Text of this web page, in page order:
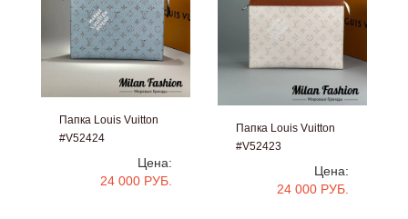
Папка Louis Vuitton
#V52424
Цена:
24 000 РУБ.
Папка Louis Vuitton
#V52423
Цена:
24 000 РУБ.